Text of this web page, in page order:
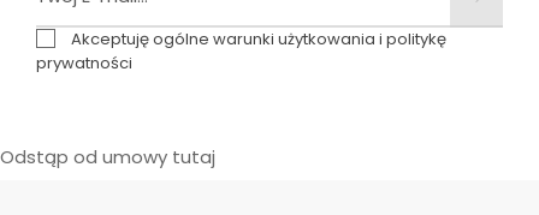
Akceptuję ogólne warunki użytkowania i politykę
prywatności
Odstąp od umowy tutaj